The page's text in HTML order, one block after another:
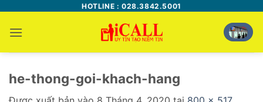
nội
dung
HOTLINE : 028.3842.5001
he-thong-goi-khach-hang